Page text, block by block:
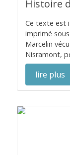
Histoire
Ce texte est
imprimé
Marcelin
Nisramont,
lire plus